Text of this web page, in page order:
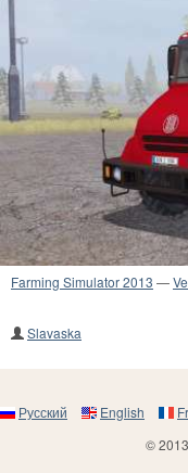
Farming Simulator 2013 —
Slavaska
Русский English
©